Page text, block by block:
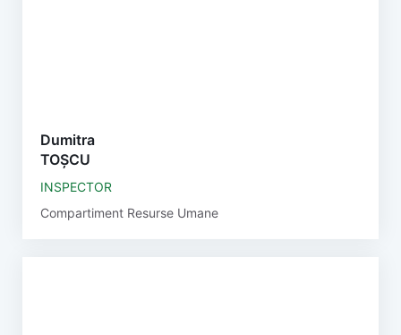
Dumitra
TOȘCU
INSPECTOR
Compartiment Resurse Umane